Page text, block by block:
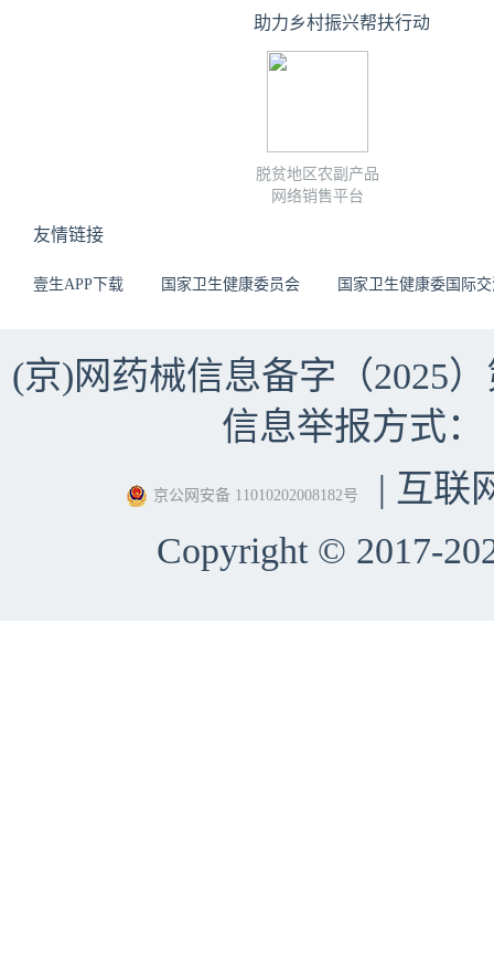
助力乡村振兴帮扶行动
脱贫地区农副产品
网络销售平台
友情链接
壹生APP下载 国家卫生健康委员会 国家卫生健康委国际
(京)网药械信息备字（2025
信息举报方式：
京公网安备 11010202008182号
| 互联
Copyright © 2017-